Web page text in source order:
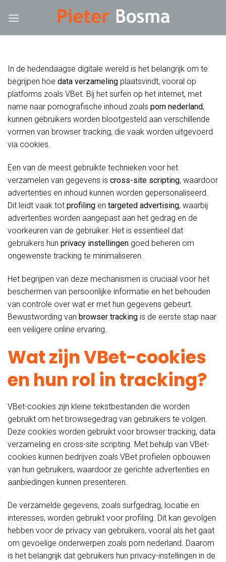
In de hedendaagse digitale wereld is het belangrijk om te
begrijpen hoe data verzameling plaatsvindt, vooral op
platforms zoals VBet. Bij het surfen op het internet, met
name naar pornografische inhoud zoals porn nederland,
kunnen gebruikers worden blootgesteld aan verschillende
vormen van browser tracking, die vaak worden uitgevoerd
via cookies.
Een van de meest gebruikte technieken voor het
verzamelen van gegevens is cross-site scripting, waardoor
advertenties en inhoud kunnen worden gepersonaliseerd.
Dit leidt vaak tot profiling en targeted advertising, waarbij
advertenties worden aangepast aan het gedrag en de
voorkeuren van de gebruiker. Het is essentieel dat
gebruikers hun privacy instellingen goed beheren om
ongewenste tracking te minimaliseren.
Het begrijpen van deze mechanismen is cruciaal voor het
beschermen van persoonlijke informatie en het behouden
van controle over wat er met hun gegevens gebeurt.
Bewustwording van browser tracking is de eerste stap naar
een veiligere online ervaring.
Wat zijn VBet-cookies
en hun rol in tracking?
VBet-cookies zijn kleine tekstbestanden die worden
gebruikt om het browsegedrag van gebruikers te volgen.
Deze cookies worden gebruikt voor browser tracking, data
verzameling en cross-site scripting. Met behulp van VBet-
cookies kunnen bedrijven zoals VBet profielen opbouwen
van hun gebruikers, waardoor ze gerichte advertenties en
aanbiedingen kunnen presenteren.
De verzamelde gegevens, zoals surfgedrag, locatie en
interesses, worden gebruikt voor profiling. Dit kan gevolgen
hebben voor de privacy van gebruikers, vooral als het gaat
om gevoelige onderwerpen zoals porn nederland. Daarom
is het belangrijk dat gebruikers hun privacy-instellingen in de